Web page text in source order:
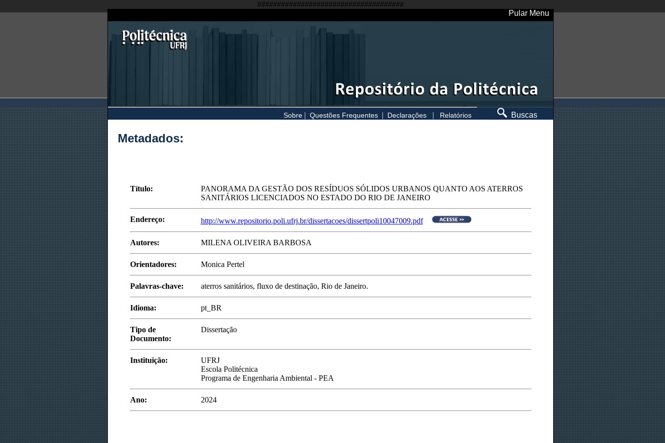
#####################################
Pular Menu
Sobre | Questões Frequentes | Declarações | Relatórios Buscas
Metadados:
Título:
PANORAMA DA GESTÃO DOS RESÍDUOS SÓLIDOS URBANOS QUANTO AOS ATERROS
SANITÁRIOS LICENCIADOS NO ESTADO DO RIO DE JANEIRO
Endereço: http://www.repositorio.poli.ufrj.br/dissertacoes/dissertpoli10047009.pdf
Autores: MILENA OLIVEIRA BARBOSA
Orientadores: Monica Pertel
Palavras-chave: aterros sanitários, fluxo de destinação, Rio de Janeiro.
Idioma: pt_BR
Tipo de
Documento:
Dissertação
Instituição:
UFRJ
Escola Politécnica
Programa de Engenharia Ambiental - PEA
Ano: 2024